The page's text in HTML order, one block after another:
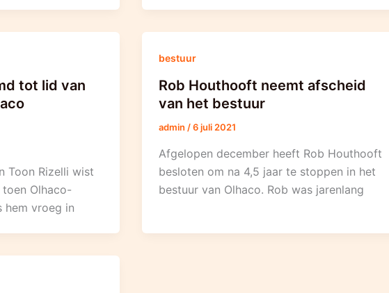
tot lid van
Toon Rizelli wist
Olhaco-
vroeg in
bestuur
Rob Houthooft neemt afscheid
van het bestuur
admin /6 juli 2021
Afgelopen december heeft Rob Houthooft
besloten om na 4,5 jaar te stoppen in het
bestuur van Olhaco. Rob was jarenlang